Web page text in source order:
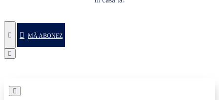
MĂ ABONEZ